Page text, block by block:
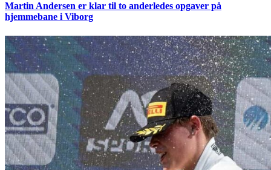
Martin Andersen er klar til to anderledes opgaver på
hjemmebane i Viborg